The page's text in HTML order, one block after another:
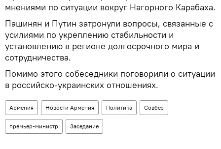
мнениями по ситуации вокруг Нагорного Карабаха.
Пашинян и Путин затронули вопросы, связанные с
усилиями по укреплению стабильности и
установлению в регионе долгосрочного мира и
сотрудничества.
Помимо этого собеседники поговорили о ситуации
в российско-украинских отношениях.
Армения Новости Армения Политика Совбез
премьер-министр Заседание